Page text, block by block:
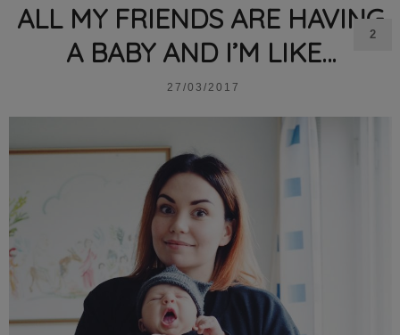
ALL MY FRIENDS ARE HAVING
A BABY AND I’M LIKE…
27/03/2017
2